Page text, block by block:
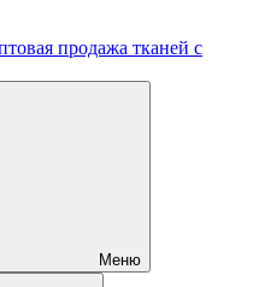
продажа тканей с
Меню